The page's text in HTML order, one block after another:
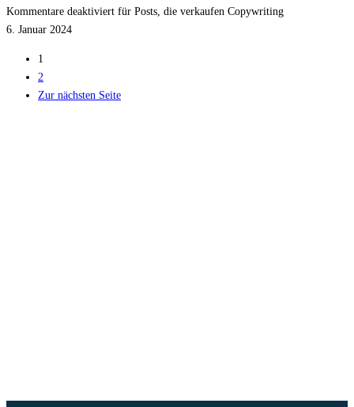
Kommentare deaktiviert für Posts, die verkaufen Copywriting
6. Januar 2024
1
2
Zur nächsten Seite